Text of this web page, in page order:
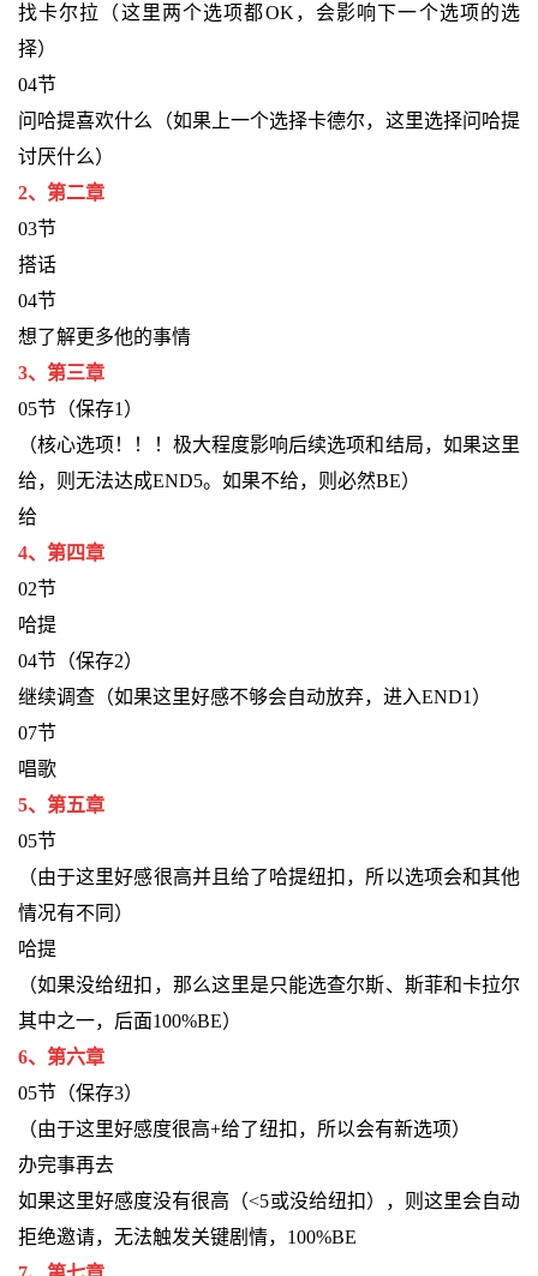
找卡尔拉（这里两个选项都OK，会影响下一个选项的选
择）
04节
问哈提喜欢什么（如果上一个选择卡德尔，这里选择问哈提
讨厌什么）
2、第二章
03节
搭话
04节
想了解更多他的事情
3、第三章
05节（保存1）
（核心选项！！！极大程度影响后续选项和结局，如果这里
给，则无法达成END5。如果不给，则必然BE）
给
4、第四章
02节
哈提
04节（保存2）
继续调查（如果这里好感不够会自动放弃，进入END1）
07节
唱歌
5、第五章
05节
（由于这里好感很高并且给了哈提纽扣，所以选项会和其他
情况有不同）
哈提
（如果没给纽扣，那么这里是只能选查尔斯、斯菲和卡拉尔
其中之一，后面100%BE）
6、第六章
05节（保存3）
（由于这里好感度很高+给了纽扣，所以会有新选项）
办完事再去
如果这里好感度没有很高（<5或没给纽扣），则这里会自动
拒绝邀请，无法触发关键剧情，100%BE